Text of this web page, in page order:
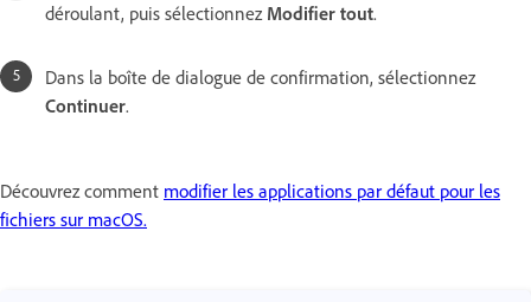
déroulant, puis sélectionnez Modifier tout.
Dans la boîte de dialogue de confirmation, sélectionnez
Continuer.
Découvrez comment modifier les applications par défaut pour les
fichiers sur macOS.